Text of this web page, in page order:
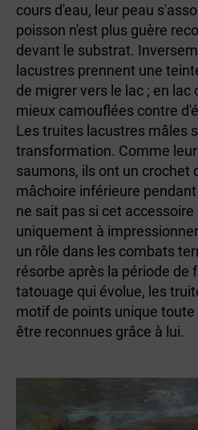
cours d'eau, leur peau
poisson n'est plus guère
devant le substrat.
lacustres prennent une
de migrer vers le lac ; en
mieux camouflées contre
Les truites lacustres mâles
transformation. Comme
saumons, ils ont un crochet
mâchoire inférieure
ne sait pas si cet
uniquement à
un rôle dans les combats
résorbe après la période de
tatouage qui évolue, les
motif de points unique
être reconnues grâce à lui.